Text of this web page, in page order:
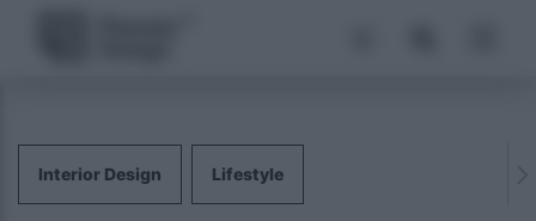
Interior Design Lifestyle